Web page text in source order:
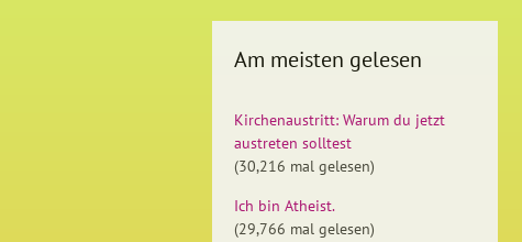
Am meisten gelesen
Kirchenaustritt: Warum du jetzt
austreten solltest
(30,216 mal gelesen)
Ich bin Atheist.
(29,766 mal gelesen)